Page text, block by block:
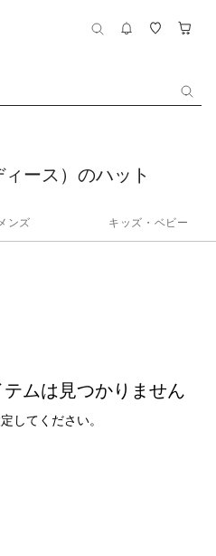
ース）のハット
ンズ キッズ・ベビー
ムは見つかりません
してください。